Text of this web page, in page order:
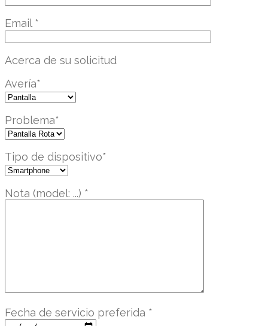
Email *
Acerca de su solicitud
Avería*
Problema*
Tipo de dispositivo*
Nota (model: ...) *
Fecha de servicio preferida *